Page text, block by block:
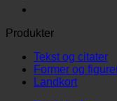
Produkter
Tekst og citater
Former og
Landkort